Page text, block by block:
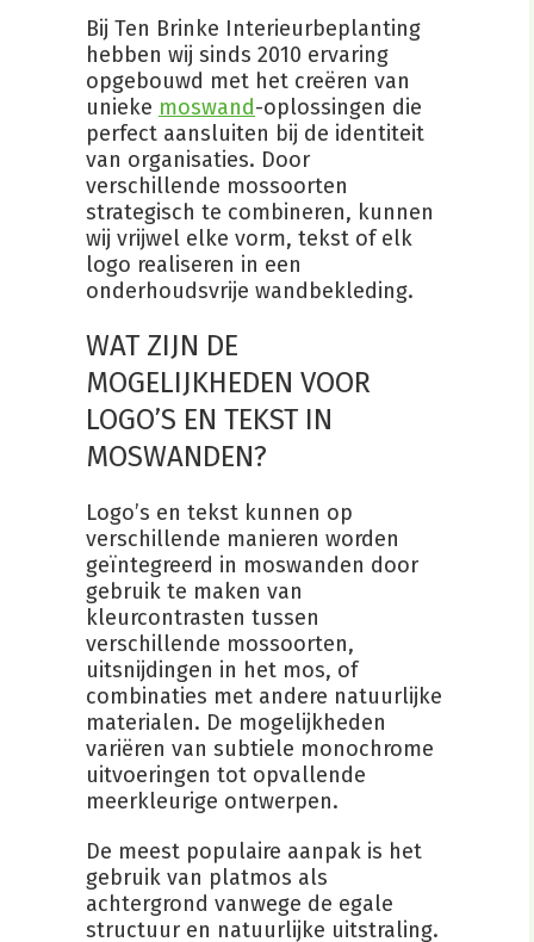
Bij Ten Brinke Interieurbeplanting
hebben wij sinds 2010 ervaring
opgebouwd met het creëren van
unieke moswand-oplossingen die
perfect aansluiten bij de identiteit
van organisaties. Door
verschillende mossoorten
strategisch te combineren, kunnen
wij vrijwel elke vorm, tekst of elk
logo realiseren in een
onderhoudsvrije wandbekleding.
WAT ZIJN DE
MOGELIJKHEDEN VOOR
LOGO’S EN TEKST IN
MOSWANDEN?
Logo’s en tekst kunnen op
verschillende manieren worden
geïntegreerd in moswanden door
gebruik te maken van
kleurcontrasten tussen
verschillende mossoorten,
uitsnijdingen in het mos, of
combinaties met andere natuurlijke
materialen. De mogelijkheden
variëren van subtiele monochrome
uitvoeringen tot opvallende
meerkleurige ontwerpen.
De meest populaire aanpak is het
gebruik van platmos als
achtergrond vanwege de egale
structuur en natuurlijke uitstraling.